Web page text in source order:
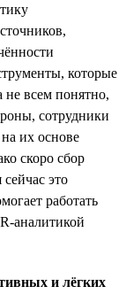
которые
всем понятно,
сотрудники
их основе
скоро сбор
это
работать
аналитикой
и лёгких